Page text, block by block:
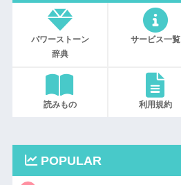
パワーストーン
辞典
サービス一覧
読みもの 利用規約
POPULAR